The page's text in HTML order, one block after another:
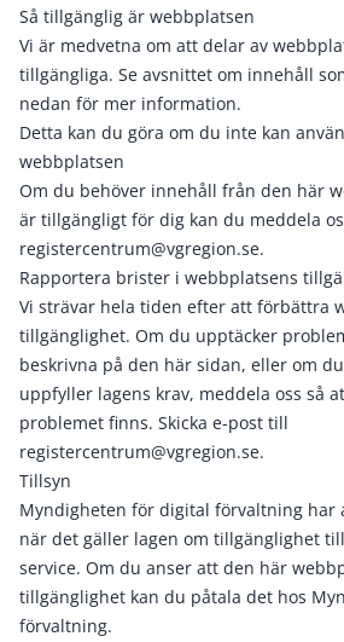
Så tillgänglig är webbplatsen
Vi är medvetna om att delar av
tillgängliga. Se avsnittet om innehåll
nedan för mer information.
Detta kan du göra om du inte kan
webbplatsen
Om du behöver innehåll från den här
är tillgängligt för dig kan du meddela
registercentrum@vgregion.se.
Rapportera brister i webbplatsens
Vi strävar hela tiden efter att förbättra
tillgänglighet. Om du upptäcker
beskrivna på den här sidan, eller om
uppfyller lagens krav, meddela oss så
problemet finns. Skicka e-post till
registercentrum@vgregion.se.
Tillsyn
Myndigheten för digital förvaltning har
när det gäller lagen om tillgänglighet
service. Om du anser att den här
tillgänglighet kan du påtala det hos
förvaltning.